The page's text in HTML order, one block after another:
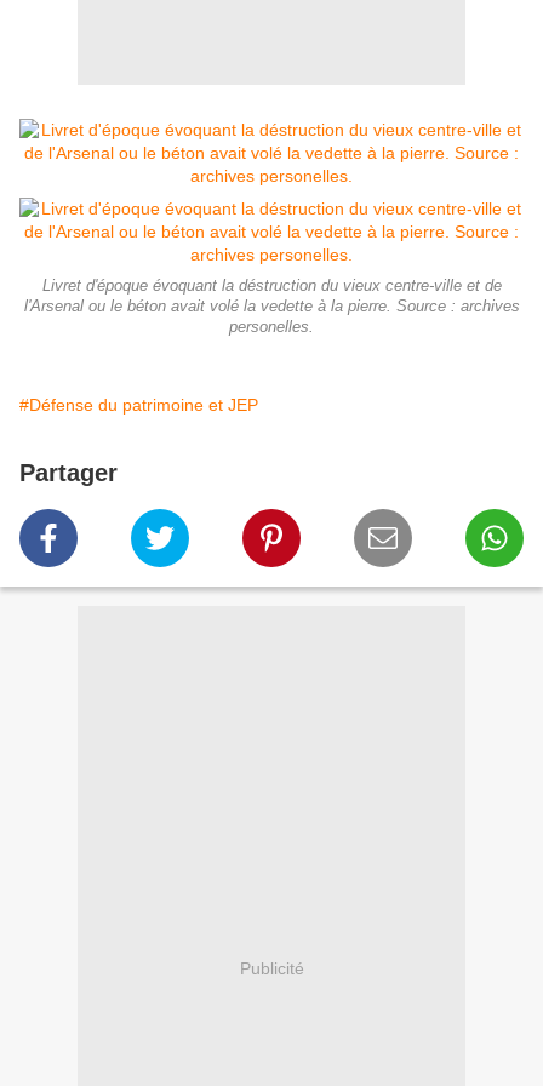
Livret d'époque évoquant la déstruction du vieux centre-ville et de
l'Arsenal ou le béton avait volé la vedette à la pierre. Source : archives
personelles.
#Défense du patrimoine et JEP
Partager
Publicité